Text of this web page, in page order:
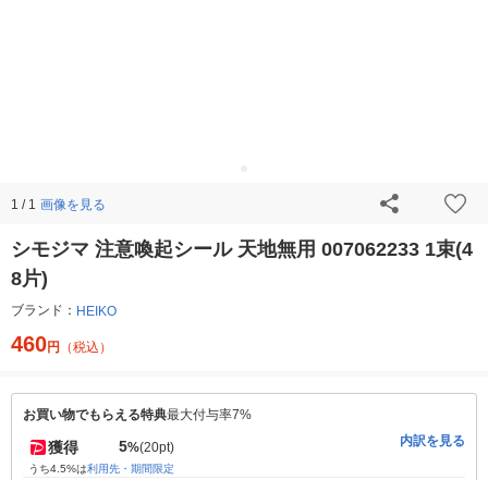
1 / 1 画像を見る
シモジマ 注意喚起シール 天地無用 007062233 1束(4
8片)
ブランド： HEIKO
460円 （税込）
お買い物でもらえる特典最大付与率7%
獲得 5%(20pt)
うち4.5%は利用先・期間限定
内訳を見る